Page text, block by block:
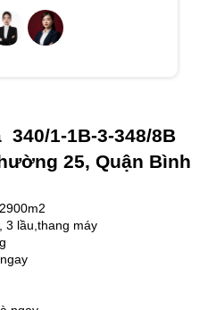
340/1-1B-3-348/8B
25, Quận Bình
3 lầu,thang máy